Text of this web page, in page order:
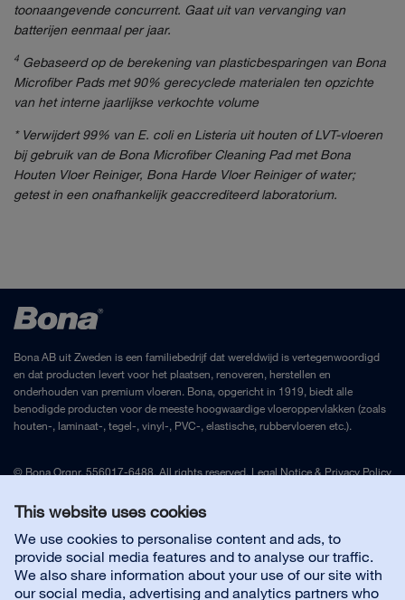
This website uses cookies
We use cookies to personalise content and ads, to
provide social media features and to analyse our traffic.
We also share information about your use of our site with
our social media, advertising and analytics partners who
toonaangevende concurrent. Gaat uit van vervanging van
batterijen eenmaal per jaar.
4 Gebaseerd op de berekening van plasticbesparingen van Bona
Microfiber Pads met 90% gerecyclede materialen ten opzichte
van het interne jaarlijkse verkochte volume
* Verwijdert 99% van E. coli en Listeria uit houten of LVT-vloeren
bij gebruik van de Bona Microfiber Cleaning Pad met Bona
Houten Vloer Reiniger, Bona Harde Vloer Reiniger of water;
getest in een onafhankelijk geaccrediteerd laboratorium.
Bona AB uit Zweden is een familiebedrijf dat wereldwijd is vertegenwoordigd
en dat producten levert voor het plaatsen, renoveren, herstellen en
onderhouden van premium vloeren. Bona, opgericht in 1919, biedt alle
benodigde producten voor de meeste hoogwaardige vloeroppervlakken (zoals
houten-, laminaat-, tegel-, vinyl-, PVC-, elastische, rubbervloeren etc.).
© Bona Orgnr. 556017-6488. All rights reserved. Legal Notice& Privacy Policy
Contact Nederland
Handige links